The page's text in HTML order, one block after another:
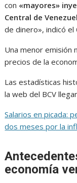
con «mayores»
Central de
de dinero», indicó el
Una menor emisión
precios de la
Las estadísticas
la web del BCV
Salarios en picada:
dos meses por la
economía